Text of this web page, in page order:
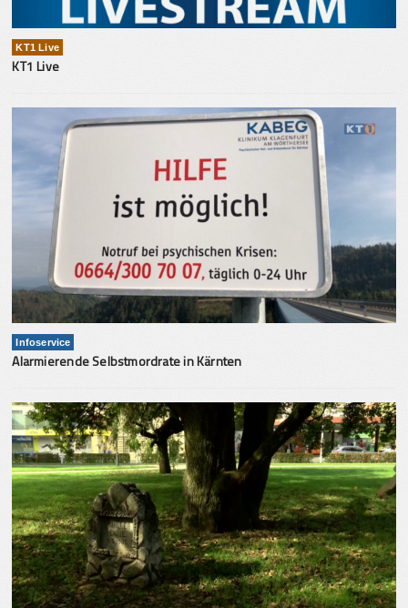
KT1 Live
KT1 Live
Infoservice
Alarmierende Selbstmordrate in Kärnten